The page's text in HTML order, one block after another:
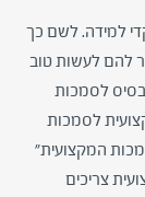
למידה. לשם כך
להם לעשות טוב
לסמכות
לסמכות
המקצועית"
צריכים